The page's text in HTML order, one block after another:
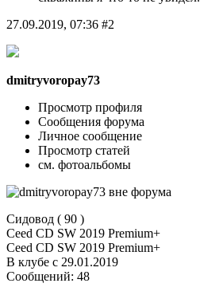
27.09.2019, 07:36 #2
dmitryvoropay73
Просмотр профиля
Сообщения форума
Личное сообщение
Просмотр статей
см. фотоальбомы
Сидовод ( 90 )
Ceed CD SW 2019 Premium+
Ceed CD SW 2019 Premium+
В клубе с 29.01.2019
Сообщений: 48